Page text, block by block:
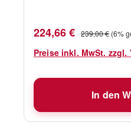
Verkaufspreis:
224,66 € Regulärer Preis:
239,00 € (6%
Preise inkl. MwSt. zzgl.
In den